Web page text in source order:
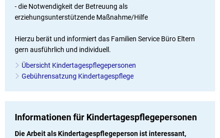
- die Notwendigkeit der Betreuung als
erziehungsunterstützende Maßnahme/Hilfe
Hierzu berät und informiert das Familien Service Büro Eltern
gern ausführlich und individuell.
Übersicht Kindertagespflegepersonen
Gebührensatzung Kindertagespflege
Informationen für Kindertagespflegepersonen
Die Arbeit als Kindertagespflegeperson ist interessant,